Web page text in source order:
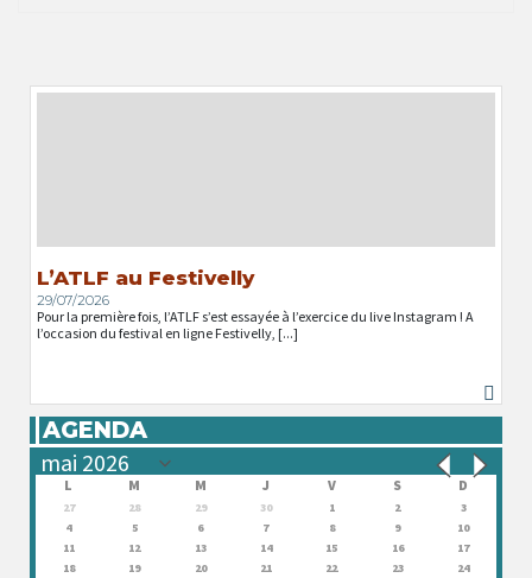
L’ATLF au Festivelly
29/07/2026
Pour la première fois, l’ATLF s’est essayée à l’exercice du live Instagram ! A
l’occasion du festival en ligne Festivelly, [...]
AGENDA
L M M J V S D
27 28 29 30 1 2
3
4
5 6 7 8 9
10
11
12 13 14 15 16
17
18
19 20 21 22 23
24